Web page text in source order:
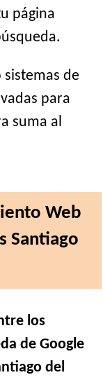
página
sistemas de
para
suma al
Web
Santiago
los
de Google
del